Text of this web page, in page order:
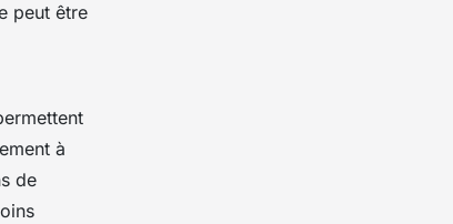
peut être
à
de